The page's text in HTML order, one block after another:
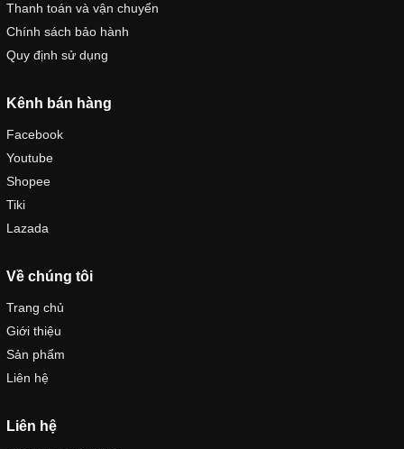
Thanh toán và vận chuyển
Chính sách bảo hành
Quy định sử dụng
Kênh bán hàng
Facebook
Youtube
Shopee
Tiki
Lazada
Về chúng tôi
Trang chủ
Giới thiệu
Sản phẩm
Liên hệ
Liên hệ